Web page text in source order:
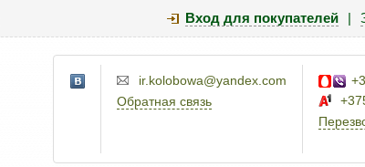
Вход для покупателей |
ir.kolobowa@yandex.com
Обратная связь